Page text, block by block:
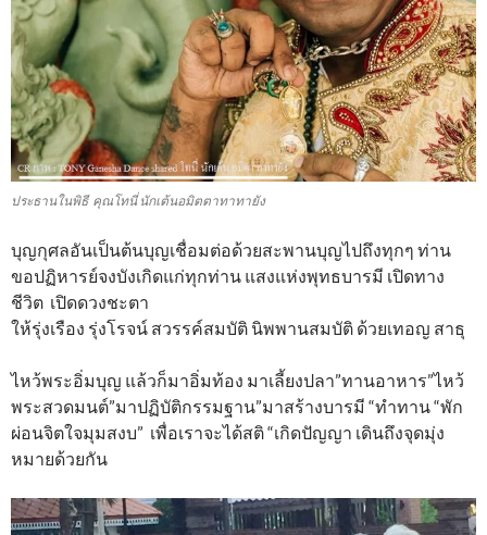
ประธานในพิธี คุณโทนี่ นักเต้นอมิตตาทาทายัง
บุญกุศลอันเป็นต้นบุญเชื่อมต่อด้วยสะพานบุญไปถึงทุกๆ ท่าน
ขอปฏิหารย์จงบังเกิดแก่ทุกท่าน แสงแห่งพุทธบารมี เปิดทาง
ชีวิต เปิดดวงชะตา
ให้รุ่งเรือง รุ่งโรจน์ สวรรค์สมบัติ นิพพานสมบัติ ด้วยเทอญ สาธุ
ไหว้พระอิ่มบุญ แล้วก็มาอิ่มท้อง มาเลี้ยงปลา”ทานอาหาร”ไหว้
พระสวดมนต์”มาปฏิบัติกรรมฐาน”มาสร้างบารมี “ทำทาน “พัก
ผ่อนจิตใจมุมสงบ” เพื่อเราจะได้สติ “เกิดปัญญา เดินถึงจุดมุ่ง
หมายด้วยกัน